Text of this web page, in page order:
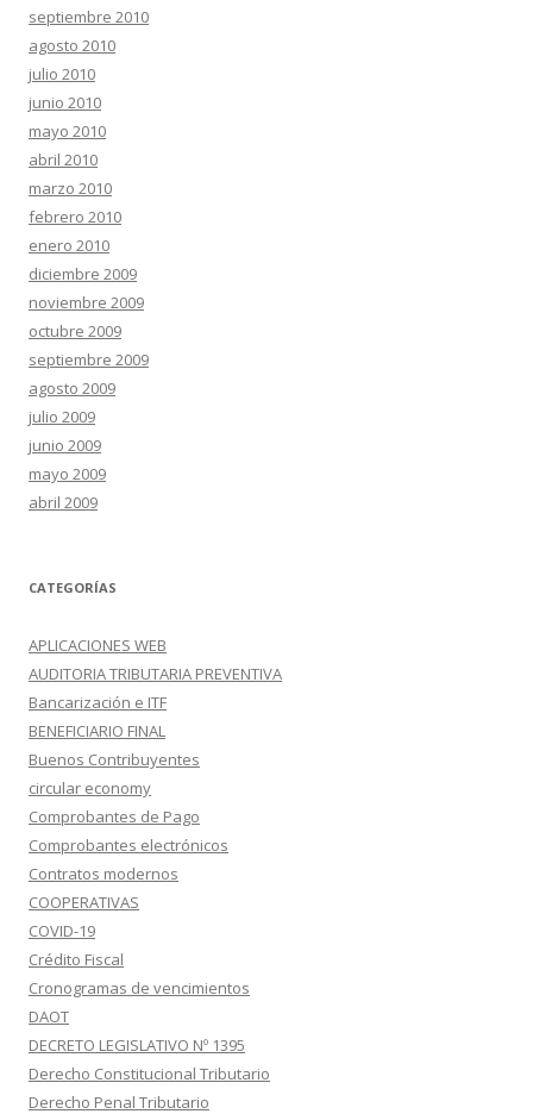
septiembre 2010
agosto 2010
julio 2010
junio 2010
mayo 2010
abril 2010
marzo 2010
febrero 2010
enero 2010
diciembre 2009
noviembre 2009
octubre 2009
septiembre 2009
agosto 2009
julio 2009
junio 2009
mayo 2009
abril 2009
CATEGORÍAS
APLICACIONES WEB
AUDITORIA TRIBUTARIA PREVENTIVA
Bancarización e ITF
BENEFICIARIO FINAL
Buenos Contribuyentes
circular economy
Comprobantes de Pago
Comprobantes electrónicos
Contratos modernos
COOPERATIVAS
COVID-19
Crédito Fiscal
Cronogramas de vencimientos
DAOT
DECRETO LEGISLATIVO Nº 1395
Derecho Constitucional Tributario
Derecho Penal Tributario